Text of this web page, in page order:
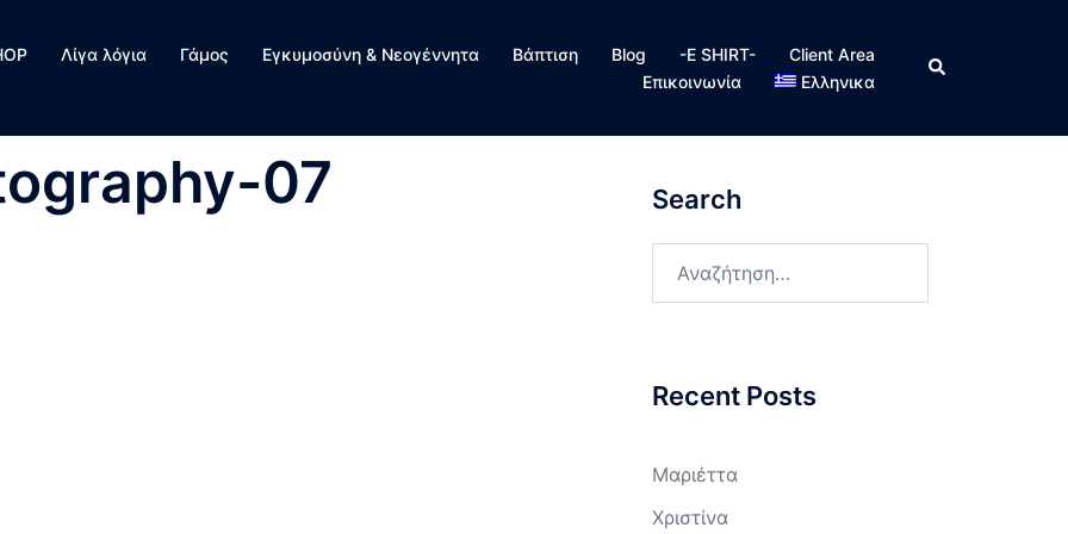
Λίγα λόγια Γάμος Εγκυμοσύνη & Νεογέννητα Βάπτιση Blog -E SHIRT-
Client Area
Επικοινωνία
Ελληνικα
Search
07 Search
Recent Posts
Μαριέττα
Χριστίνα